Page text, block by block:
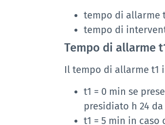
tempo di allarme
tempo di
Tempo di allarme
Il tempo di allarme t1
t1 = 0 min se
presidiato h 24
t1 = 5 min in